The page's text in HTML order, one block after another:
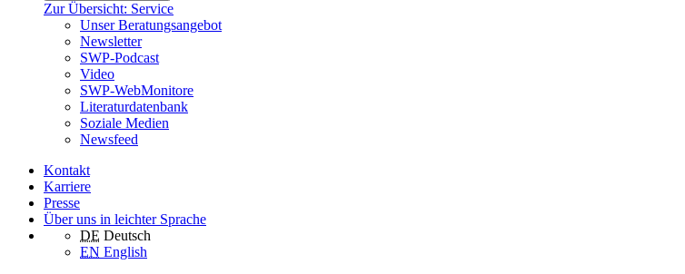
Zur Übersicht: Service
Unser Beratungsangebot
Newsletter
SWP-Podcast
Video
SWP-WebMonitore
Literaturdatenbank
Soziale Medien
Newsfeed
Kontakt
Karriere
Presse
Über uns in leichter Sprache
DE Deutsch
EN English